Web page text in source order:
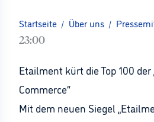
Startseite / Über uns /
23:00
Etailment kürt die Top 100 der
Commerce“
Mit dem neuen Siegel